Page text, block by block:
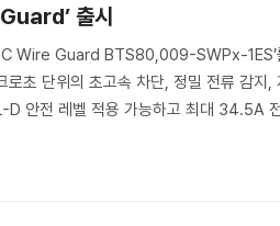
출시
Wire Guard BTS80,009-SWPx-1ES’
초 단위의 초고속 차단, 정밀 전류 감지,
D 안전 레벨 적용 가능하고 최대 34.5A